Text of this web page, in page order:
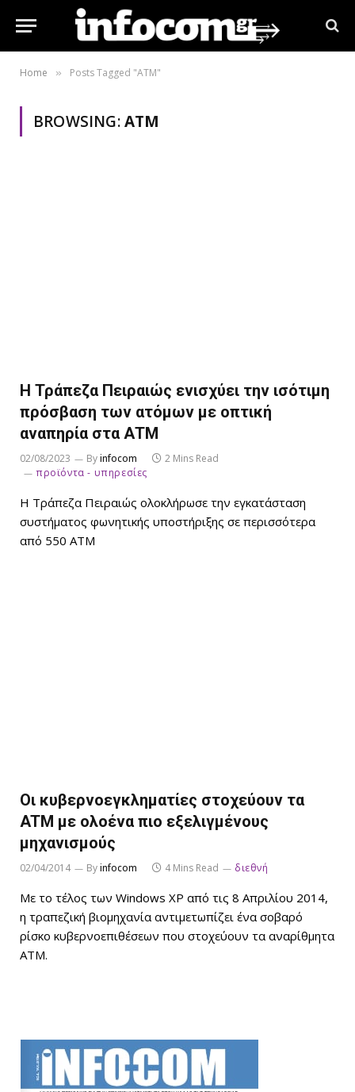
Home » Posts Tagged "ΑΤΜ"
BROWSING:ΑΤΜ
Η Τράπεζα Πειραιώς ενισχύει την ισότιμη
πρόσβαση των ατόμων με οπτική
αναπηρία στα ΑΤΜ
02/08/2023 Byinfocom
2 Mins Read
προϊόντα - υπηρεσίες
Η Τράπεζα Πειραιώς ολοκλήρωσε την εγκατάσταση
συστήματος φωνητικής υποστήριξης σε περισσότερα
από 550 ΑΤΜ
Οι κυβερνοεγκληματίες στοχεύουν τα
ATM με ολοένα πιο εξελιγμένους
μηχανισμούς
02/04/2014 Byinfocom 4 Mins Read διεθνή
Με τo τέλος των Windows XP από τις 8 Απριλίου 2014,
η τραπεζική βιομηχανία αντιμετωπίζει ένα σοβαρό
ρίσκο κυβερνοεπιθέσεων που στοχεύουν τα αναρίθμητα
ATM.